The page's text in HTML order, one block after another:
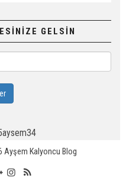
GELSİN
Ayşem Kalyoncu Blog